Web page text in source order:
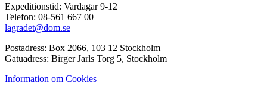
Expeditionstid: Vardagar 9-12
Telefon: 08-561 667 00
lagradet@dom.se
Postadress: Box 2066, 103 12 Stockholm
Gatuadress: Birger Jarls Torg 5, Stockholm
Information om Cookies